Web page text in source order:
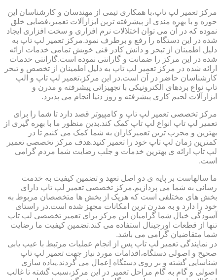
مرکز تعمیر لپ تاپ،با همکاری تیمی از مهندسان و کارشناسان این
حوزه و با بهره مندی از پیشرفته ترین ابزارآلات تعمیر،فضایی خلق
نموده که در آن می توان اختلالات نرم افزاری و سخت افزاری ایجاد
شده در این دستگاه را رفع و برطرف نمود.مرکز تعمیر لپ تاپ به
دلیل اطمینان از تبحر و دانش کادر فنی خویش تمامی خدمات ارائه
شده در این مرکز را ضمانت و گارانتی نموده است.گارانتی خدمات
ارائه شده در مرکز تعمیر لپ تاپ به دلیل اطمینان از تخصص و تبحر
کارشناسان حاضر در آن است.در این مرکز،تعمیر لپ تاپ و الپ
تاپ نواع بردهای الکترونیکی با تجهیزاتی پیشرفته و مدرن و
ابزارآلات لحیم کاری پیشرفته و روز دنیا انجام می پذیرد.
مرکز تخصصی تعمیر لپ تاپ و کامپیوتر قصد دارد تا شما را برای
تعمیر لپ تاپ انواع لپ تاپ کمک کند.بدین منظور ما با بهره گیری از
بهترین و مجرب ترین تعمیرکاران به شما کمک می کنیم تا در
کمترین زمان لپ تاپ خود را تعمیر کنید.هدف مرکز تخصصی تعمیر
لپ تاپ ارائه ی بهترین خدمات و جلب رضایت شما مردم گرامی
است.
ما سالهاست بر پایه ی دو اصل تعهد و تضمین کیفیت به خدمت
رسانی به شما می پردازیم.مرکز تخصصی تعمیر لپ تاپ دارای
بخش های مختلفی است که هریک از بخش ها متخصصان مربوط به
خود را دارد و به مدرن ترین امکانات مجهز شده است.در راستای
آسودگی خیال شما گرامیان این مرکز برای تعمیر تخصصی لپ تاپ
تنها از قطعات اورجینال استفاده می کند.تضمین کیفیت ما رضایت
شما متقاضیان گرامی می باشد.
در نمایندگی تعمیر لپ تاپ پس از انجام عملیات مرتبط با عیب یابی
صحیح و اصولی دستگاه،اقدامات مورد نیاز جهت تعمیر لپ تاپ
شناسایی گشته و بر روی دستگاه اِعمال می گردند.پیاده سازی
اصولی و گام به گام مراحل تعمیر در این مرکز،سبب گشته تا غالب